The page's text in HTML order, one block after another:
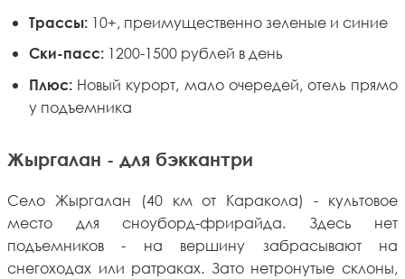
Трассы: 10+, преимущественно зеленые и синие
Ски-пасс: 1200-1500 рублей в день
Плюс: Новый курорт, мало очередей, отель прямо
у подъемника
Жыргалан - для бэккантри
Село Жыргалан (40 км от Каракола) - культовое
место для сноуборд-фрирайда. Здесь нет
подъемников - на вершину забрасывают на
снегоходах или ратраках. Зато нетронутые склоны,